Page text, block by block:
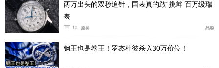
两万出头的双秒追针，国表真的敢“挑衅”百万级瑞
表
10 原创 品鉴
钢王也是卷王！罗杰杜彼杀入30万价位！